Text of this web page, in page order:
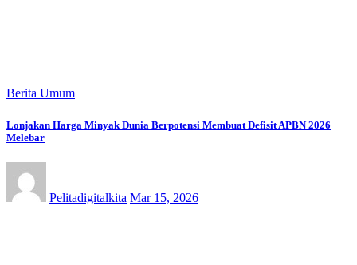
Berita Umum
Lonjakan Harga Minyak Dunia Berpotensi Membuat Defisit APBN 2026
Melebar
Pelitadigitalkita Mar 15, 2026